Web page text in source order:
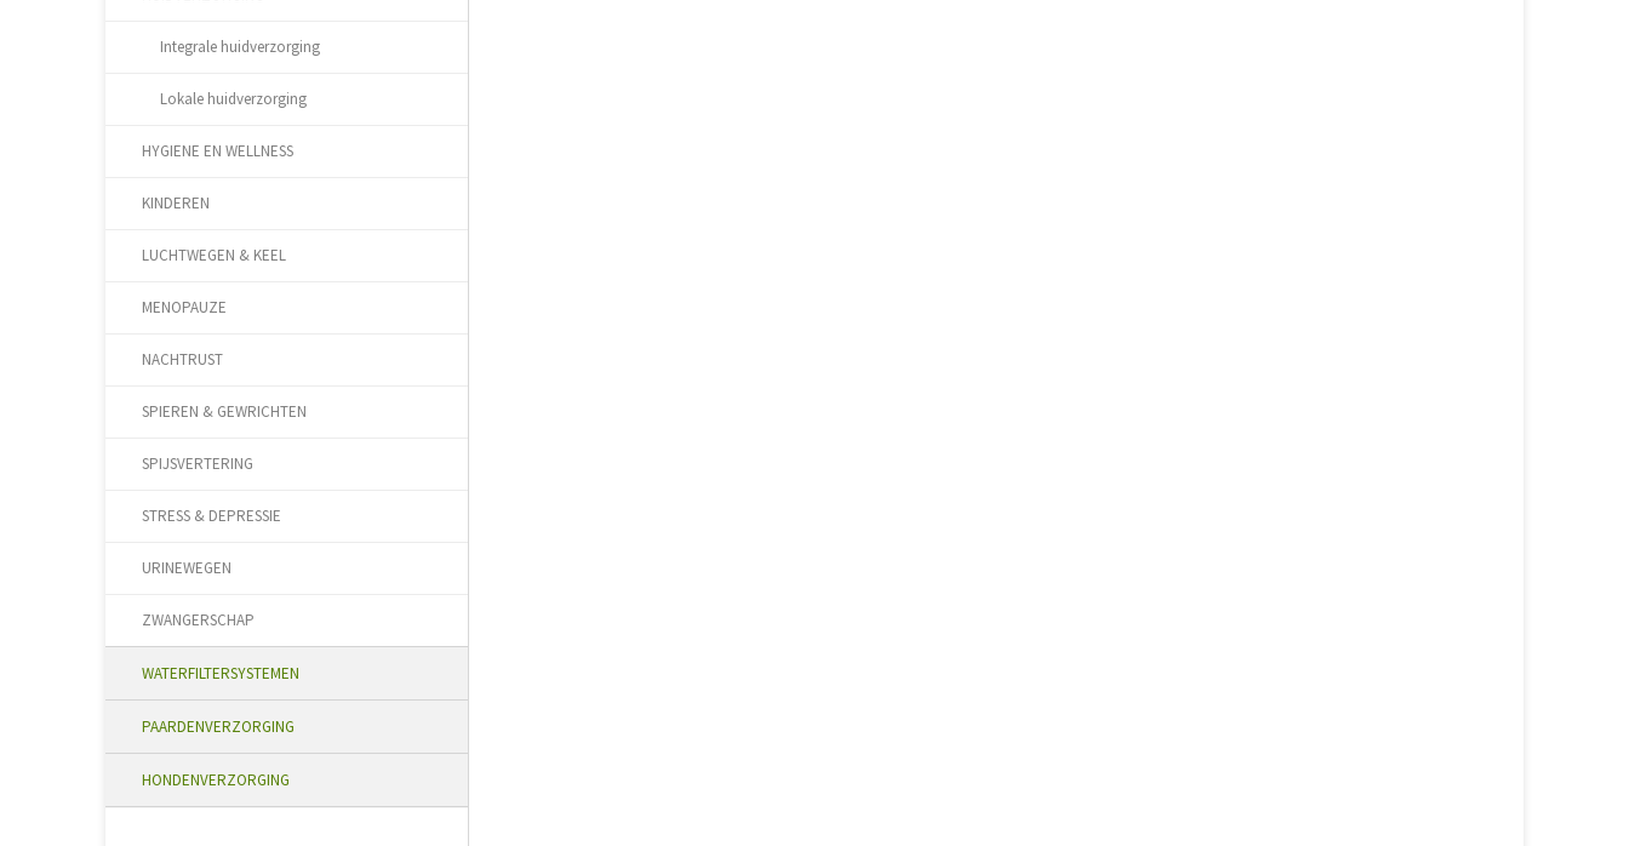
Integrale huidverzorging
Lokale huidverzorging
HYGIENE EN WELLNESS
KINDEREN
LUCHTWEGEN & KEEL
MENOPAUZE
NACHTRUST
SPIEREN & GEWRICHTEN
SPIJSVERTERING
STRESS & DEPRESSIE
URINEWEGEN
ZWANGERSCHAP
WATERFILTERSYSTEMEN
PAARDENVERZORGING
HONDENVERZORGING